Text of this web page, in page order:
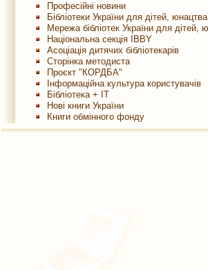
Професійні новини
Бібліотеки України для дітей, юнацтва
Мережа бібліотек України для дітей,
Національна секція IBBY
Асоціація дитячих бібліотекарів
Сторінка методиста
Проєкт "КОРДБА"
Інформаційна культура користувачів
Бібліотека + IT
Нові книги України
Книги обмінного фонду